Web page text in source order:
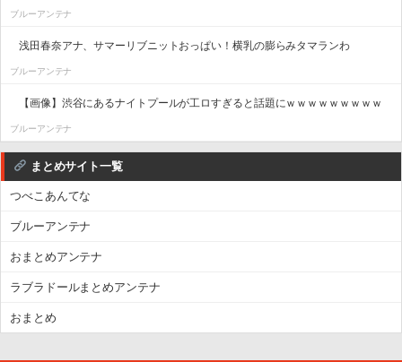
ブルーアンテナ
浅田春奈アナ、サマーリブニットおっぱい！横乳の膨らみタマランわ
ブルーアンテナ
【画像】渋谷にあるナイトプールが工ロすぎると話題にｗｗｗｗｗｗｗｗｗ
ブルーアンテナ
まとめサイト一覧
つべこあんてな
ブルーアンテナ
おまとめアンテナ
ラブラドールまとめアンテナ
おまとめ